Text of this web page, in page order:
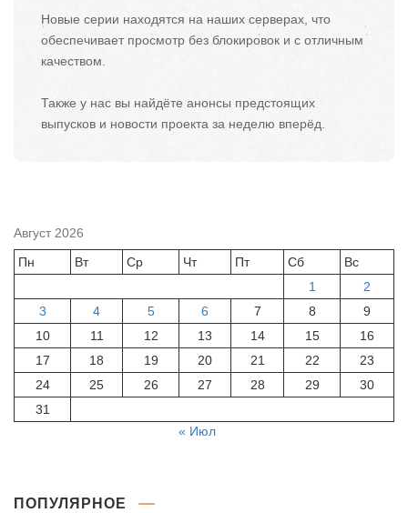
Новые серии находятся на наших серверах, что
обеспечивает просмотр без блокировок и с отличным
качеством.
Также у нас вы найдёте анонсы предстоящих
выпусков и новости проекта за неделю вперёд.
Август 2026
Пн
Вт Ср Чт Пт Сб
Вс
1
2
3
4 5 6 7 8
9
10
11 12 13 14 15
16
17
18 19 20 21 22
23
24
25 26 27 28 29
30
31
« Июл
ПОПУЛЯРНОЕ